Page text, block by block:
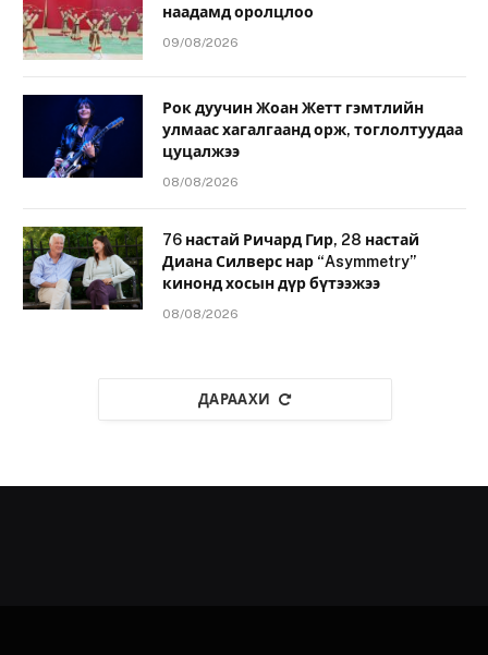
наадамд оролцлоо
09/08/2026
Рок дуучин Жоан Жетт гэмтлийн
улмаас хагалгаанд орж, тоглолтуудаа
цуцалжээ
08/08/2026
76 настай Ричард Гир, 28 настай
Диана Силверс нар “Asymmetry”
кинонд хосын дүр бүтээжээ
08/08/2026
ДАРААХИ